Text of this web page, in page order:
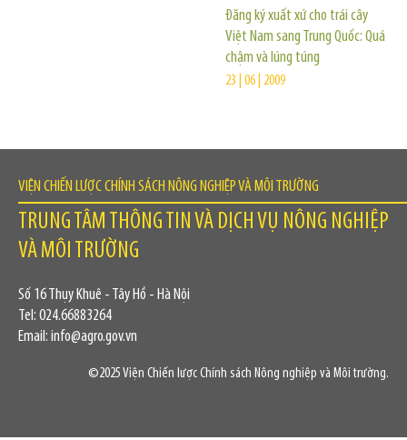
Đăng ký xuất xứ cho trái cây
Việt Nam sang Trung Quốc: Quá
chậm và lúng túng
23 | 06 | 2009
VIỆN CHIẾN LƯỢC CHÍNH SÁCH NÔNG NGHIỆP VÀ MÔI TRƯỜNG
TRUNG TÂM THÔNG TIN VÀ DỊCH VỤ NÔNG NGHIỆP
VÀ MÔI TRƯỜNG
Số 16 Thụy Khuê - Tây Hồ - Hà Nội
Tel: 024.66883264
Email: info@agro.gov.vn
©2025 Viện Chiến lược Chính sách Nông nghiệp và Môi trường.